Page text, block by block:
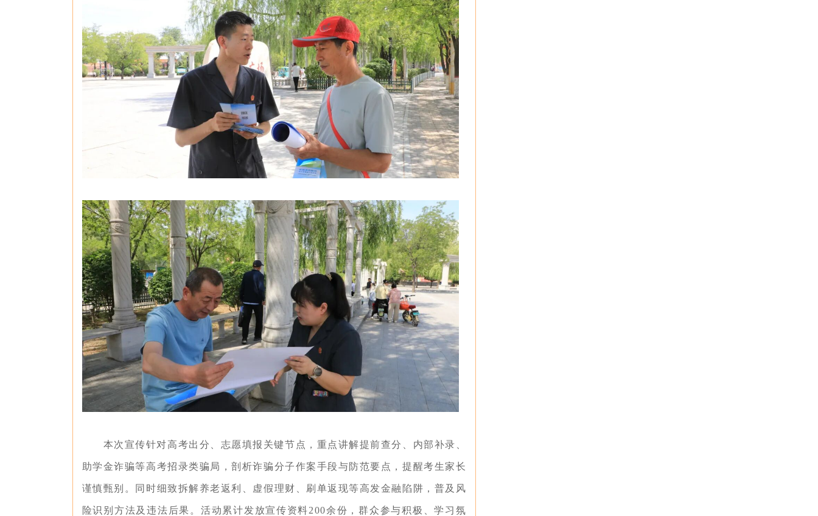
本次宣传针对高考出分、志愿填报关键节点，重点讲解提前查分、内部补录、
助学金诈骗等高考招录类骗局，剖析诈骗分子作案手段与防范要点，提醒考生家长
谨慎甄别。同时细致拆解养老返利、虚假理财、刷单返现等高发金融陷阱，普及风
险识别方法及违法后果。活动累计发放宣传资料200余份，群众参与积极、学习氛